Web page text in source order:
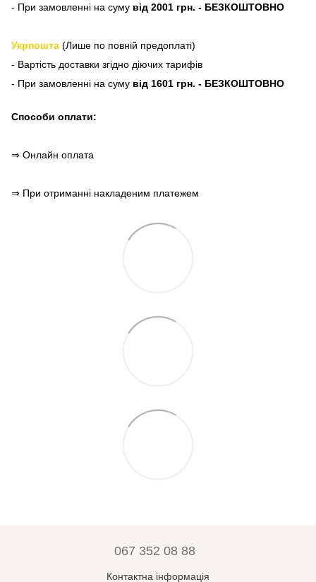
- При замовленні на суму від 2001 грн. - БЕЗКОШТОВНО
Укрпошта (Лише по повній предоплаті)
- Вартість доставки згідно діючих тарифів
- При замовленні на суму від 1601 грн. - БЕЗКОШТОВНО
Способи оплати:
⇒ Онлайн оплата
⇒ При отриманні накладеним платежем
067 352 08 88
Контактна інформація